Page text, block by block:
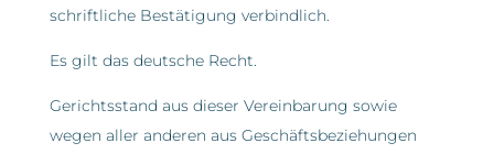
schriftliche Bestätigung verbindlich.
Es gilt das deutsche Recht.
Gerichtsstand aus dieser Vereinbarung sowie
wegen aller anderen aus Geschäftsbeziehungen